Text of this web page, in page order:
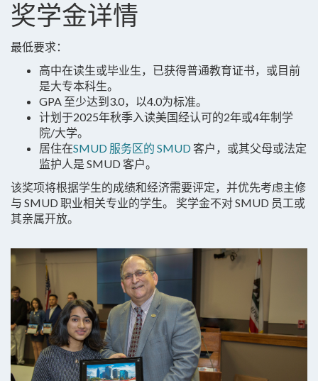
奖学金详情
最低要求：
高中在读生或毕业生，已获得普通教育证书，或目前
是大专本科生。
GPA 至少达到3.0，以4.0为标准。
计划于2025年秋季入读美国经认可的2年或4年制学
院/大学。
居住在SMUD 服务区的 SMUD客户，或其父母或法定
监护人是 SMUD 客户。
该奖项将根据学生的成绩和经济需要评定，并优先考虑主修
与 SMUD 职业相关专业的学生。 奖学金不对 SMUD 员工或
其亲属开放。